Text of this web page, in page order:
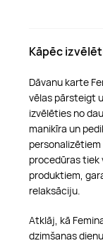
Kāpēc
Dāvanu karte
vēlas pārsteigt
izvēlēties no
manikīra un
procedūras
produktiem,
relaksāciju.
Atklāj, kā
dzimšanas